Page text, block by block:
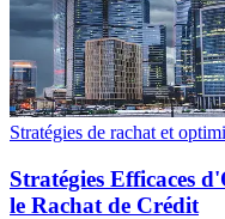
Stratégies de rachat et
Stratégies Efficaces
le Rachat de Crédit